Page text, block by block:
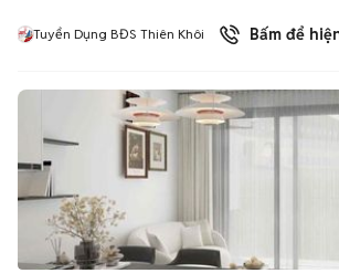
Tuyển Dụng BĐS Thiên Khôi Bấm để